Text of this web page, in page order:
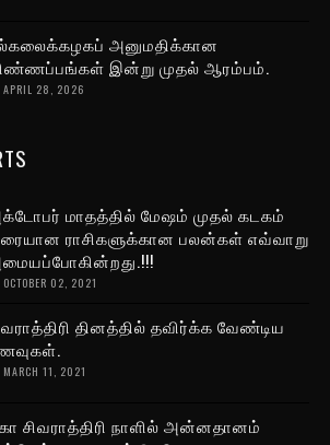
அனுமதிக்கான
இன்று முதல் ஆரம்பம்.
APRIL 28, 2026
மாதத்தில் மேஷம் முதல் கடகம்
ராசிகளுக்கான பலன்கள் எவ்வாறு
OCTOBER 02, 2021
தினத்தில் தவிர்க்க வேண்டிய
MARCH 11, 2021
சிவராத்திரி நாளில் அன்னதானம்